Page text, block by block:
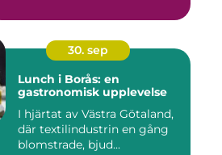
30. sep
Lunch i Borås: en
gastronomisk upplevelse
I hjärtat av Västra Götaland,
där textilindustrin en gång
blomstrade, bjud...